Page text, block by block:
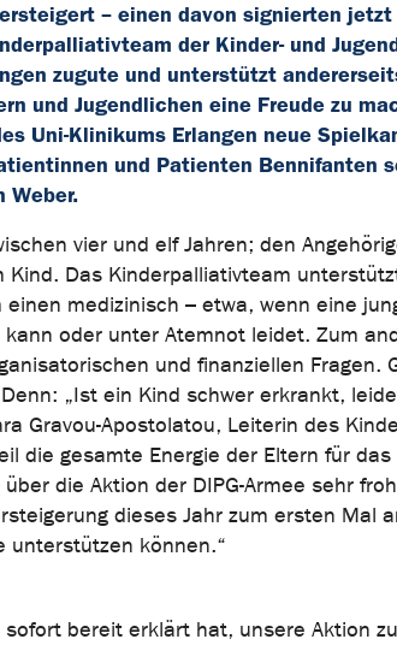
– einen davon signierten jetzt
der Kinder- und
zugute und unterstützt
und Jugendlichen eine Freude zu
Uni-Klinikums Erlangen neue
und Patienten Bennifanten
Weber.
vier und elf Jahren; den
Das Kinderpalliativteam
medizinisch – etwa, wenn eine
oder unter Atemnot leidet. Zum
und finanziellen Fragen.
„Ist ein Kind schwer erkrankt,
Gravou-Apostolatou, Leiterin des
die gesamte Energie der Eltern für das
die Aktion der DIPG-Armee sehr
dieses Jahr zum ersten Mal
unterstützen können.“
bereit erklärt hat, unsere Aktion